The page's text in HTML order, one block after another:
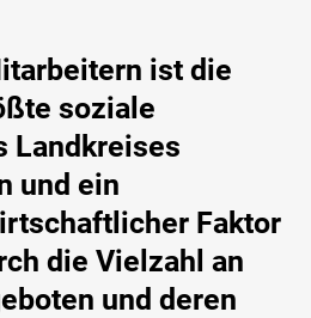
ist die
soziale
Landkreises
und ein
Faktor
die Vielzahl an
und deren